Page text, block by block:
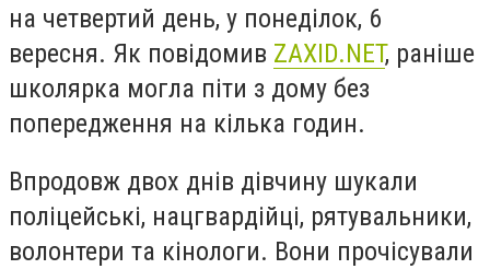
на четвертий день, у понеділок, 6
вересня. Як повідомив ZAXID.NET, раніше
школярка могла піти з дому без
попередження на кілька годин.
Впродовж двох днів дівчину шукали
поліцейські, нацгвардійці, рятувальники,
волонтери та кінологи. Вони прочісували